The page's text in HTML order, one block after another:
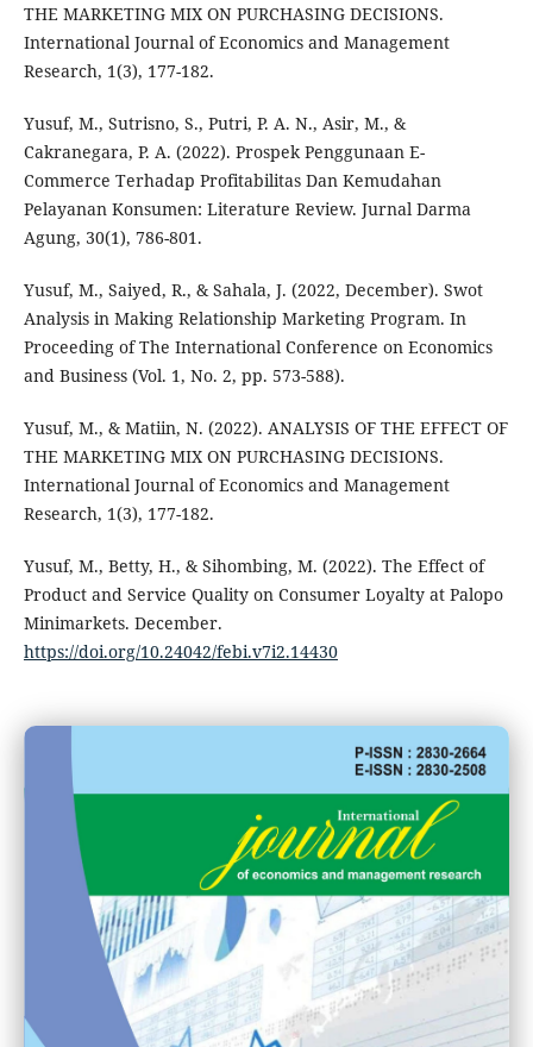
THE MARKETING MIX ON PURCHASING DECISIONS.
International Journal of Economics and Management
Research, 1(3), 177-182.
Yusuf, M., Sutrisno, S., Putri, P. A. N., Asir, M., &
Cakranegara, P. A. (2022). Prospek Penggunaan E-
Commerce Terhadap Profitabilitas Dan Kemudahan
Pelayanan Konsumen: Literature Review. Jurnal Darma
Agung, 30(1), 786-801.
Yusuf, M., Saiyed, R., & Sahala, J. (2022, December). Swot
Analysis in Making Relationship Marketing Program. In
Proceeding of The International Conference on Economics
and Business (Vol. 1, No. 2, pp. 573-588).
Yusuf, M., & Matiin, N. (2022). ANALYSIS OF THE EFFECT OF
THE MARKETING MIX ON PURCHASING DECISIONS.
International Journal of Economics and Management
Research, 1(3), 177-182.
Yusuf, M., Betty, H., & Sihombing, M. (2022). The Effect of
Product and Service Quality on Consumer Loyalty at Palopo
Minimarkets. December.
https://doi.org/10.24042/febi.v7i2.14430